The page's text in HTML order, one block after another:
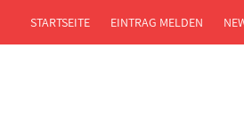
STARTSEITE EINTRAG MELDEN